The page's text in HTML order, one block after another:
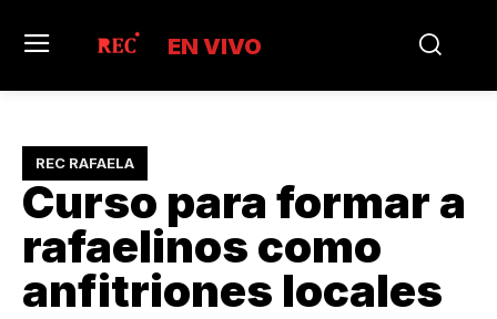
EN VIVO
REC RAFAELA
Curso para formar a
rafaelinos como
anfitriones locales